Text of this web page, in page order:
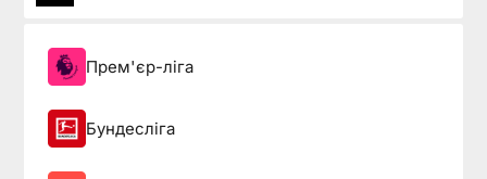
Прем'єр-ліга
Бундесліга